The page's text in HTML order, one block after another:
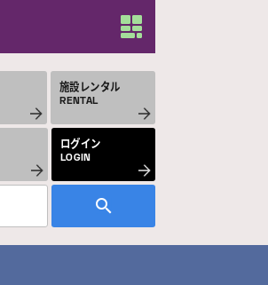
施設レンタル
RENTAL
ログイン
LOGIN